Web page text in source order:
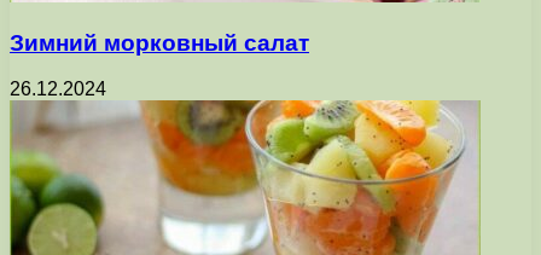
Зимний морковный салат
26.12.2024